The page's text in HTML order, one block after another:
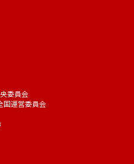
委員会
国運営委員会